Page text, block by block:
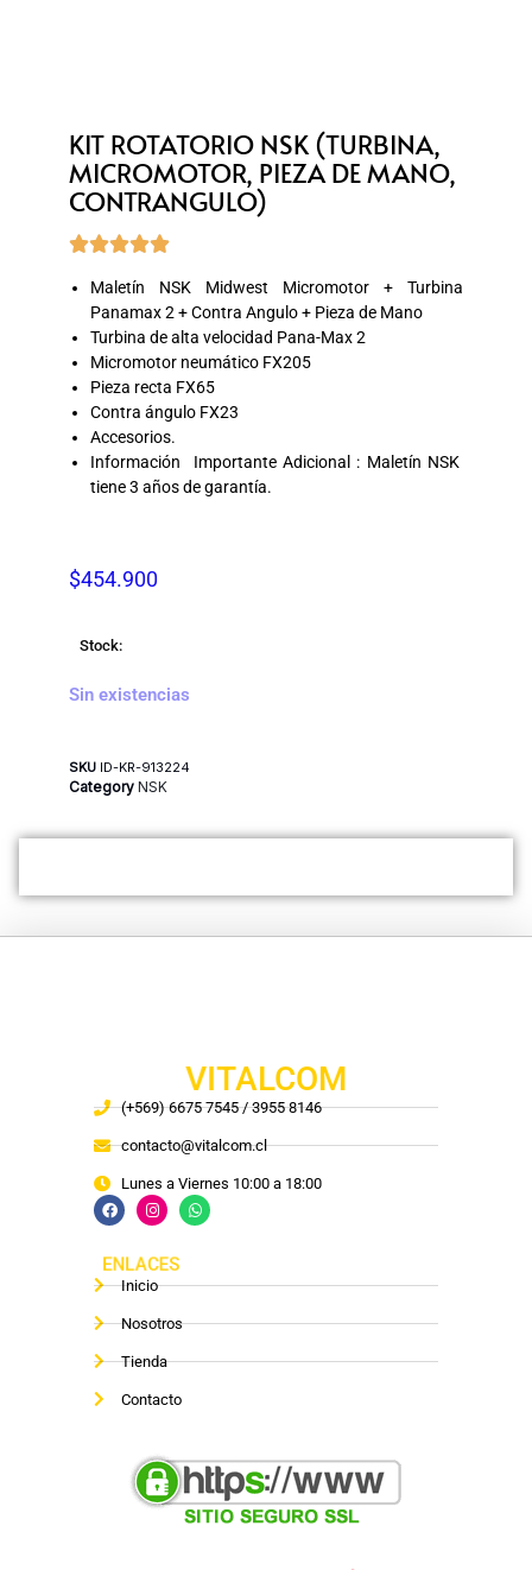
KIT ROTATORIO NSK (TURBINA,
MICROMOTOR, PIEZA DE MANO,
CONTRANGULO)

Maletín NSK Midwest Micromotor + Turbina
Panamax 2 + Contra Angulo + Pieza de Mano
Turbina de alta velocidad Pana-Max 2
Micromotor neumático FX205
Pieza recta FX65
Contra ángulo FX23
Accesorios.
Información Importante Adicional : Maletín NSK
tiene 3 años de garantía.
$454.900
Stock:
Sin existencias
SKU ID-KR-913224
Category NSK
VITALCOM
(+569) 6675 7545 / 3955 8146
contacto@vitalcom.cl
Lunes a Viernes 10:00 a 18:00
ENLACES
Inicio
Nosotros
Tienda
Contacto